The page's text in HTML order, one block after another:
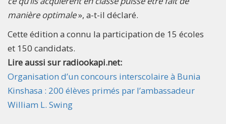
manière optimale», a-t-il déclaré.
Cette édition a connu la participation de 15 écoles
et 150 candidats.
Lire aussi sur radiookapi.net:
Organisation d’un concours interscolaire à Bunia
Kinshasa : 200 élèves primés par l’ambassadeur
William L. Swing